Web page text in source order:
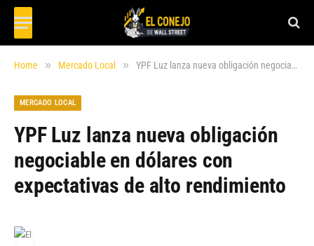
Home » Mercado Local » YPF Luz lanza nueva obligación negociable en dólares con expectativas de alto rendimiento
MERCADO LOCAL
YPF Luz lanza nueva obligación
negociable en dólares con
expectativas de alto rendimiento